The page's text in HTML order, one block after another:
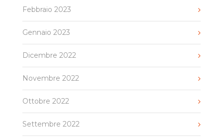
Febbraio 2023
Gennaio 2023
Dicembre 2022
Novembre 2022
Ottobre 2022
Settembre 2022